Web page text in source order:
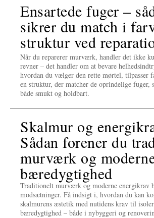
Ensartede fuger –
sikrer du match i
struktur ved
Når du reparerer murværk, handler det ikke
revner – det handler om at bevare
hvordan du vælger den rette mørtel, tilpasser
en struktur, der matcher de oprindelige fuger,
både smukt og holdbart.
Skalmur og
Sådan forener du
murværk og
bæredygtighed
Traditionelt murværk og moderne energikrav
modsætninger. Få indsigt i, hvordan du kan
skalmurens æstetik med nutidens krav til
bæredygtighed – både i nybyggeri og